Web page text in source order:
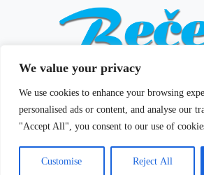
We value your privacy
We use cookies to enhance your browsing
personalised ads or content, and analyse our
"Accept All", you consent to our use of
Customise Reject All
Izdavač i
E-mail:
© 2022 Bečejski mozaik. All rights reserved. |